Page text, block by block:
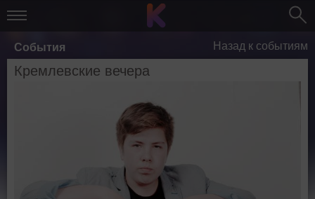
События Назад к событиям
Кремлевские вечера